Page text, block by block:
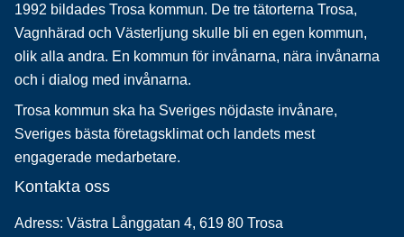
1992 bildades Trosa kommun. De tre tätorterna Trosa,
Vagnhärad och Västerljung skulle bli en egen kommun,
olik alla andra. En kommun för invånarna, nära invånarna
och i dialog med invånarna.
Trosa kommun ska ha Sveriges nöjdaste invånare,
Sveriges bästa företagsklimat och landets mest
engagerade medarbetare.
Kontakta oss
Adress: Västra Långgatan 4, 619 80 Trosa